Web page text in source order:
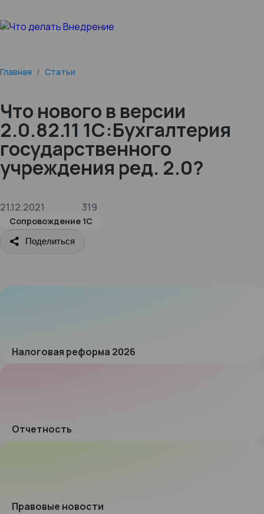
Главная / Статьи
Что нового в версии
2.0.82.11 1С:Бухгалтерия
государственного
учреждения ред. 2.0?
21.12.2021 319
Сопровождение 1С
Поделиться
Налоговая реформа 2026
Отчетность
Правовые новости